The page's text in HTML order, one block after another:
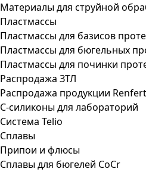
Материалы для струйной
Пластмассы
Пластмассы для базисов
Пластмассы для бюгельных
Пластмассы для починки
Распродажа ЗТЛ
Распродажа продукции Renfert
С-силиконы для лабораторий
Система Telio
Сплавы
Припои и флюсы
Сплавы для бюгелей CoCr